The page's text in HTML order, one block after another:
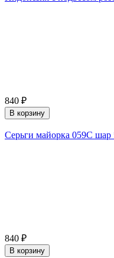
840 ₽
В корзину
Серьги майорка 059С шар
840 ₽
В корзину